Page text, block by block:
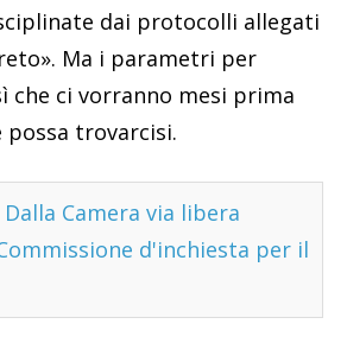
dai protocolli allegati
Ma i parametri per
che ci vorranno mesi prima
possa trovarcisi.
Dalla Camera via libera
d'inchiesta per il